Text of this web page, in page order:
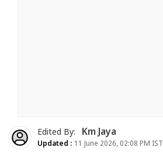
Edited By: Km Jaya
Updated : 11 June 2026, 02:08 PM IST